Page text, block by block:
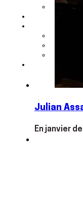
Julian
En janvier